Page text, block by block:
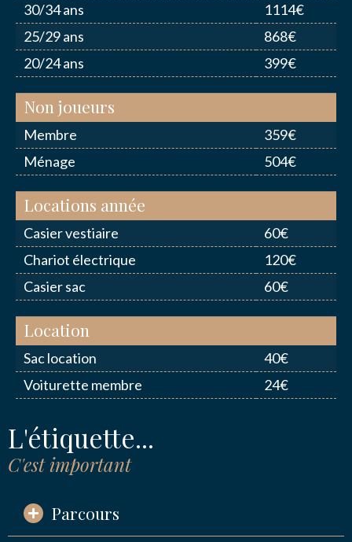
30/34 ans
1114€
25/29 ans
868€
20/24 ans
399€
Non joueurs
Membre
359€
Ménage
504€
Locations année
Casier vestiaire
60€
Chariot électrique
120€
Casier sac
60€
Location
Sac location
40€
Voiturette membre
24€
L'étiquette...
C'est important
Parcours